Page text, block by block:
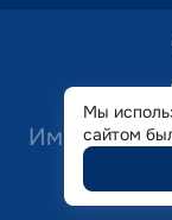
Имеются
Мы
сайтом